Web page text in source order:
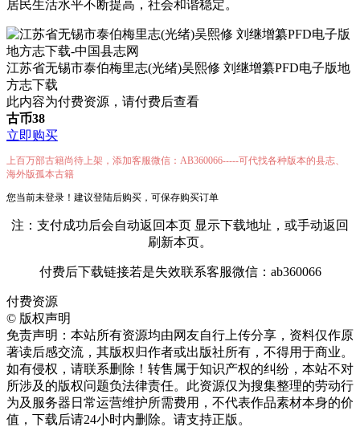
居民生活水平不断提高，社会和谐稳定。
江苏省无锡市泰伯梅里志(光绪)吴熙修 刘继增纂PFD电子版地
方志下载
此内容为付费资源，请付费后查看
古币38
立即购买
上百万部古籍尚待上架，添加客服微信：AB360066-----可代找各种版本的县志、
海外版孤本古籍
您当前未登录！建议登陆后购买，可保存购买订单
注：支付成功后会自动返回本页 显示下载地址，或手动返回
刷新本页。
付费后下载链接若是失效联系客服微信：ab360066
付费资源
© 版权声明
免责声明：本站所有资源均由网友自行上传分享，资料仅作原
著读后感交流，其版权归作者或出版社所有，不得用于商业。
如有侵权，请联系删除！转售属于知识产权的纠纷，本站不对
所涉及的版权问题负法律责任。此资源仅为搜集整理的劳动行
为及服务器日常运营维护所需费用，不代表作品素材本身的价
值，下载后请24小时内删除。请支持正版。